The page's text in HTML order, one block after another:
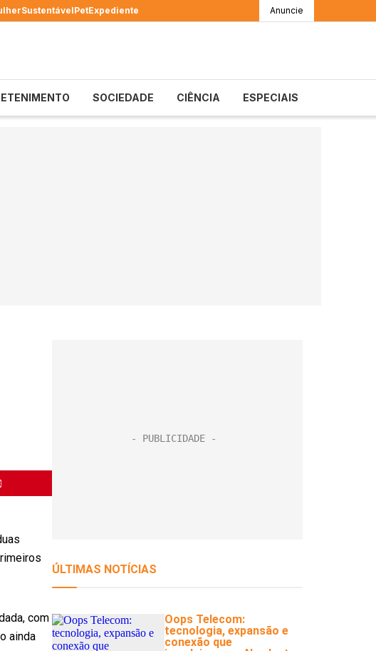
SustentávelPetExpediente Anuncie
SOCIEDADE CIÊNCIA ESPECIAIS
com
ainda